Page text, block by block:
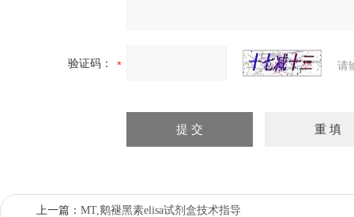
验证码： 请
上一篇： MT,鹅褪黑素elisa试剂盒技术指导